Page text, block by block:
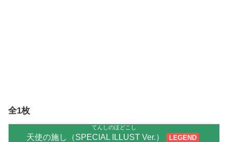
全1枚
てんしのほどこし
天使の施し（SPECIAL ILLUST Ver.） LEGEND